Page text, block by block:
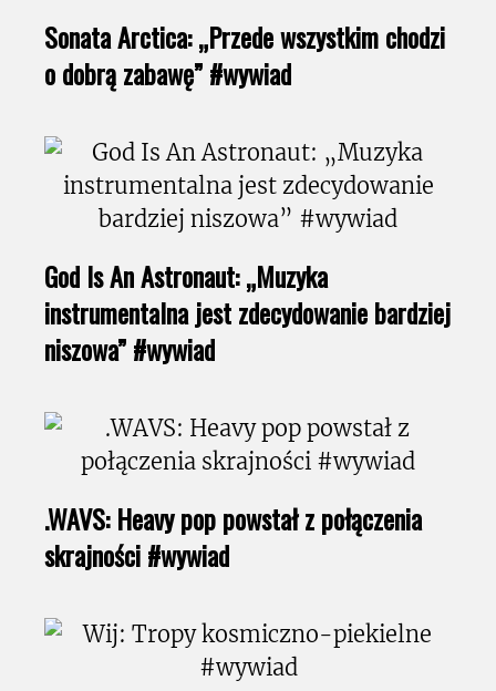
Sonata Arctica: „Przede wszystkim chodzi
o dobrą zabawę” #wywiad
God Is An Astronaut: „Muzyka
instrumentalna jest zdecydowanie bardziej
niszowa” #wywiad
.WAVS: Heavy pop powstał z połączenia
skrajności #wywiad